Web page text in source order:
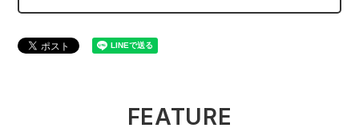
FEATURE